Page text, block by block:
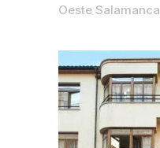
Oeste Salamanca